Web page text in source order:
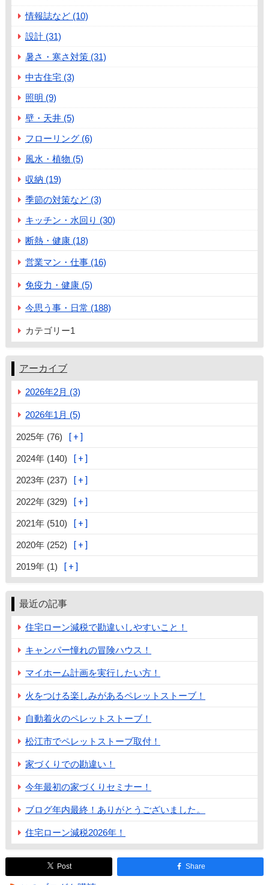
情報誌など (10)
設計 (31)
暑さ・寒さ対策 (31)
中古住宅 (3)
照明 (9)
壁・天井 (5)
フローリング (6)
風水・植物 (5)
収納 (19)
季節の対策など (3)
キッチン・水回り (30)
断熱・健康 (18)
営業マン・仕事 (16)
免疫力・健康 (5)
今思う事・日常 (188)
カテゴリー1
アーカイブ
2026年2月 (3)
2026年1月 (5)
2025年 (76)
2024年 (140)
2023年 (237)
2022年 (329)
2021年 (510)
2020年 (252)
2019年 (1)
最近の記事
住宅ローン減税で勘違いしやすいこと！
キャンパー憧れの冒険ハウス！
マイホーム計画を実行したい方！
火をつける楽しみがあるペレットストーブ！
自動着火のペレットストーブ！
松江市でペレットストーブ取付！
家づくりでの勘違い！
今年最初の家づくりセミナー！
ブログ年内最終！ありがとうございました。
住宅ローン減税2026年！
Post Share